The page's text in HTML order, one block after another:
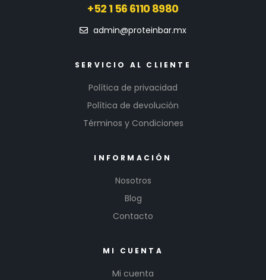
+52 1 56 6110 8980
admin@proteinbar.mx
SERVICIO AL CLIENTE
Política de privacidad
Política de devolución
Términos y Condiciones
INFORMACIÓN
Nosotros
Blog
Contacto
MI CUENTA
Mi cuenta